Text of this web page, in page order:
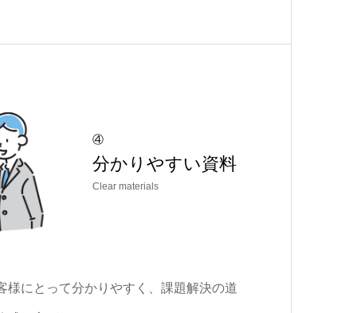
④
分かりやすい資料
Clear materials
様にとって分かりやすく、課題解決の道